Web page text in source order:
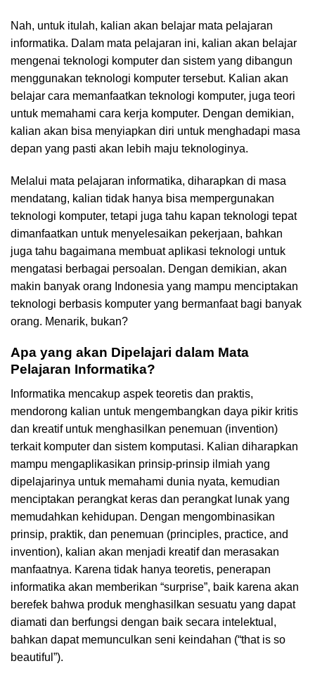
Nah, untuk itulah, kalian akan belajar mata pelajaran
informatika. Dalam mata pelajaran ini, kalian akan belajar
mengenai teknologi komputer dan sistem yang dibangun
menggunakan teknologi komputer tersebut. Kalian akan
belajar cara memanfaatkan teknologi komputer, juga teori
untuk memahami cara kerja komputer. Dengan demikian,
kalian akan bisa menyiapkan diri untuk menghadapi masa
depan yang pasti akan lebih maju teknologinya.
Melalui mata pelajaran informatika, diharapkan di masa
mendatang, kalian tidak hanya bisa mempergunakan
teknologi komputer, tetapi juga tahu kapan teknologi tepat
dimanfaatkan untuk menyelesaikan pekerjaan, bahkan
juga tahu bagaimana membuat aplikasi teknologi untuk
mengatasi berbagai persoalan. Dengan demikian, akan
makin banyak orang Indonesia yang mampu menciptakan
teknologi berbasis komputer yang bermanfaat bagi banyak
orang. Menarik, bukan?
Apa yang akan Dipelajari dalam Mata
Pelajaran Informatika?
Informatika mencakup aspek teoretis dan praktis,
mendorong kalian untuk mengembangkan daya pikir kritis
dan kreatif untuk menghasilkan penemuan (invention)
terkait komputer dan sistem komputasi. Kalian diharapkan
mampu mengaplikasikan prinsip-prinsip ilmiah yang
dipelajarinya untuk memahami dunia nyata, kemudian
menciptakan perangkat keras dan perangkat lunak yang
memudahkan kehidupan. Dengan mengombinasikan
prinsip, praktik, dan penemuan (principles, practice, and
invention), kalian akan menjadi kreatif dan merasakan
manfaatnya. Karena tidak hanya teoretis, penerapan
informatika akan memberikan “surprise”, baik karena akan
berefek bahwa produk menghasilkan sesuatu yang dapat
diamati dan berfungsi dengan baik secara intelektual,
bahkan dapat memunculkan seni keindahan (“that is so
beautiful”).